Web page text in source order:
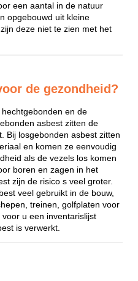
een aantal in de natuur
opgebouwd uit kleine
deze niet te zien met het
de gezondheid?
en de
asbest zitten de
Bij losgebonden asbest zitten
en komen ze eenvoudig
als de vezels los komen
boren en zagen in het
zijn de risico s veel groter.
veel gebruikt in de bouw,
treinen, golfplaten voor
u een inventarislijst
is verwerkt.